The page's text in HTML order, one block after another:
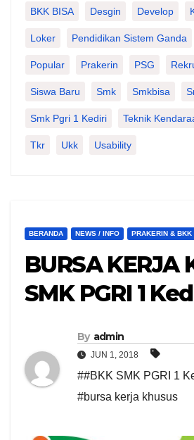
BKK BISA Desgin Develop
Loker Pendidikan Sistem Ganda
Popular Prakerin PSG
Siswa Baru Smk Smkbisa
Smk Pgri 1 Kediri Teknik
Tkr Ukk Usability
BERANDA NEWS / INFO PRAKERIN & BKK
BURSA KERJA
SMK PGRI 1
By admin
JUN 1, 2018
##BKK SMK PGRI 1
#bursa kerja khusus